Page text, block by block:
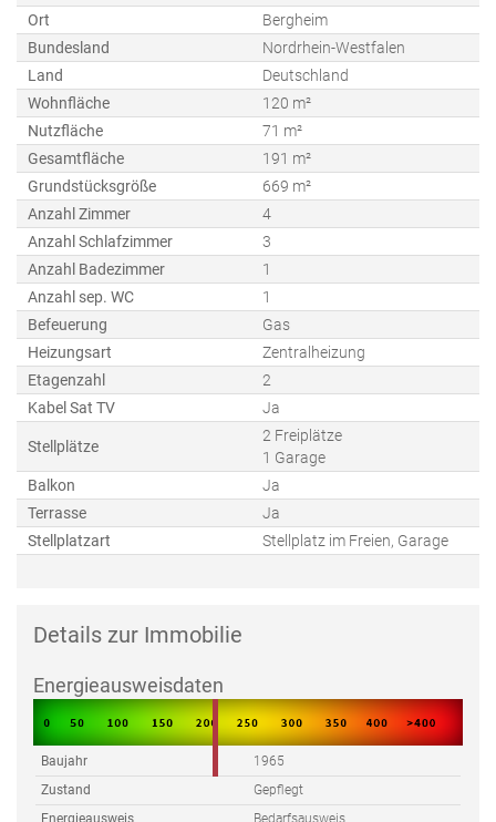
Ort
Bergheim
Bundesland
Nordrhein-Westfalen
Land
Deutschland
Wohnfläche
120 m²
Nutzfläche
71 m²
Gesamtfläche
191 m²
Grundstücksgröße
669 m²
Anzahl Zimmer
4
Anzahl Schlafzimmer
3
Anzahl Badezimmer
1
Anzahl sep. WC
1
Befeuerung
Gas
Heizungsart
Zentralheizung
Etagenzahl
2
Kabel Sat TV
Ja
Stellplätze
2 Freiplätze
1 Garage
Balkon
Ja
Terrasse
Ja
Stellplatzart
Stellplatz im Freien, Garage
Details zur Immobilie
Energieausweisdaten
Baujahr
1965
Zustand
Gepflegt
Energieausweis
Bedarfsausweis